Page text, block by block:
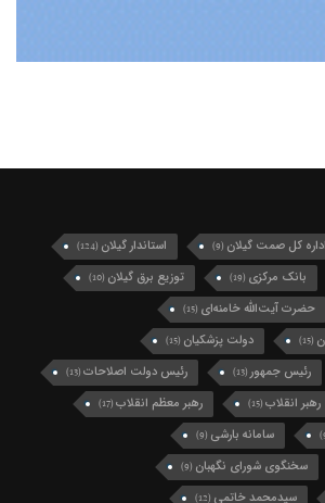
اداره کل صمت گیلان (9) استاندار گیلان (124)
بانک مرکزی (19) توزیع برق گیلان (10)
حضرت آیت‌الله خامنه‌ای (15)
(15) دولت پزشکیان (15)
رئیس جمهور(13) رئیس دولت اصلاحات(13)
رهبر انقلاب(15) رهبر معظم انقلاب(17)
سامانه بارشی (9)
سخنگوی شورای نگهبان (9)
سیدمحمد خاتمی (12)